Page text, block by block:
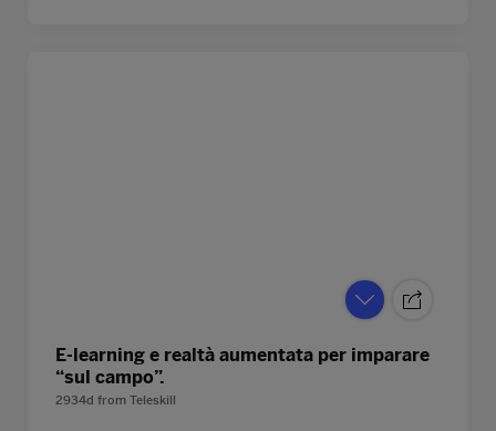
E-learning e realtà aumentata per imparare
“sul campo”.
2934d from Teleskill